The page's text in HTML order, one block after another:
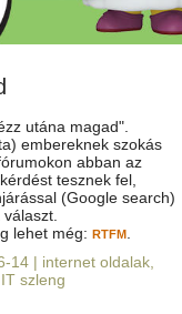
utána magad".
embereknek szokás
abban az
tesznek fel,
(Google search)
lehet még: RTFM
14 | internet oldalak,
szleng